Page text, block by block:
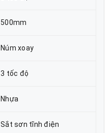
500mm
Núm xoay
3 tốc độ
Nhựa
Sắt sơn tĩnh điện